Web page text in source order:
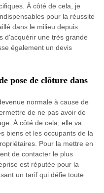
À côté de cela, je
pour la réussite
dans le milieu depuis
d'acquérir une très grande
également un devis
pose de clôture dans
normale à cause de
de ne pas avoir de
À côté de cela, elle va
biens et les occupants de la
Pour la mettre en
de contacter le plus
est réputée pour la
un tarif qui défie toute